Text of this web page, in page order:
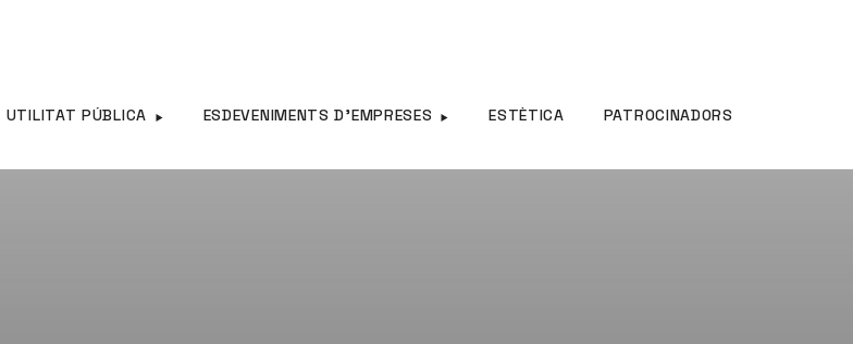
UTILITAT PÚBLICA ESDEVENIMENTS D’EMPRESES ESTÈTICA PATROCINADORS